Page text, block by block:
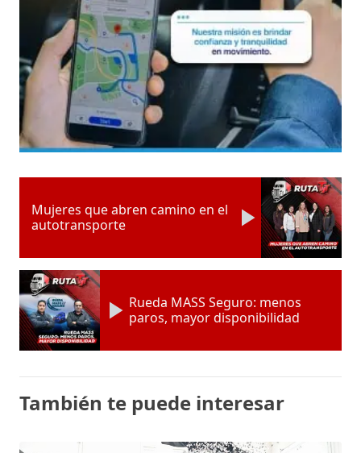
Mujeres que abren camino en el
autotransporte
Rueda MASS Seguro: menos
paros, mayor disponibilidad
También te puede interesar